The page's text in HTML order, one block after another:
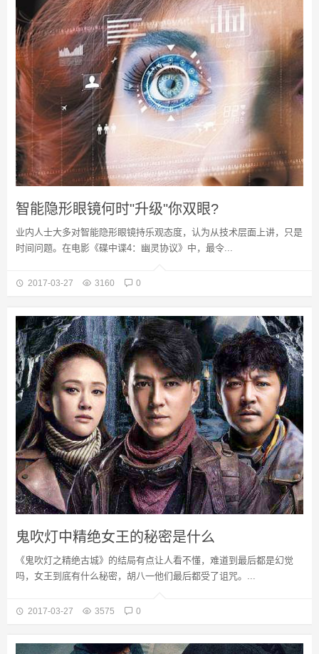
智能隐形眼镜何时"升级"你双眼?
业内人士大多对智能隐形眼镜持乐观态度，认为从技术层面上讲，只是
时间问题。在电影《碟中谍4：幽灵协议》中，最令...
2017-03-27 3160 0
鬼吹灯中精绝女王的秘密是什么
《鬼吹灯之精绝古城》的结局有点让人看不懂，难道到最后都是幻觉
吗，女王到底有什么秘密，胡八一他们最后都受了诅咒。...
2017-03-27 3575 0